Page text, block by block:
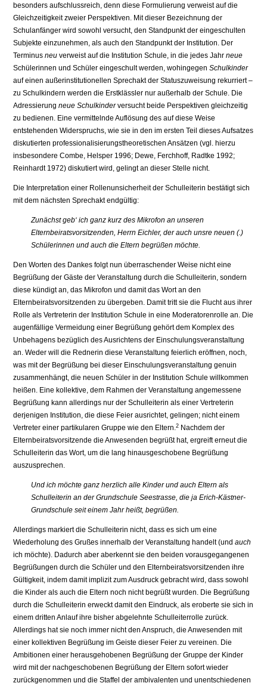
besonders aufschlussreich, denn diese Formulierung verweist auf die
Gleichzeitigkeit zweier Perspektiven. Mit dieser Bezeichnung der
Schulanfänger wird sowohl versucht, den Standpunkt der eingeschulten
Subjekte einzunehmen, als auch den Standpunkt der Institution. Der
Terminusneu verweist auf die Institution Schule, in die jedes Jahrneue
Schülerinnen und Schüler eingeschult werden, wohingegenSchulkinder
auf einen außerinstitutionellen Sprechakt der Statuszuweisung rekurriert –
zu Schulkindern werden die Erstklässler nur außerhalb der Schule. Die
Adressierungneue Schulkinderversucht beide Perspektiven gleichzeitig
zu bedienen. Eine vermittelnde Auflösung des auf diese Weise
entstehenden Widerspruchs, wie sie in den im ersten Teil dieses Aufsatzes
diskutierten professionalisierungstheoretischen Ansätzen (vgl. hierzu
insbesondere Combe, Helsper 1996; Dewe, Ferchhoff, Radtke 1992;
Reinhardt 1972) diskutiert wird, gelingt an dieser Stelle nicht.
Die Interpretation einer Rollenunsicherheit der Schulleiterin bestätigt sich
mit dem nächsten Sprechakt endgültig:
Zunächst geb‘ ich ganz kurz des Mikrofon an unseren
Elternbeiratsvorsitzenden, Herrn Eichler, der auch unsre neuen (.)
Schülerinnen und auch die Eltern begrüßen möchte.
Den Worten des Dankes folgt nun überraschender Weise nicht eine
Begrüßung der Gäste der Veranstaltung durch die Schulleiterin, sondern
diese kündigt an, das Mikrofon und damit das Wort an den
Elternbeiratsvorsitzenden zu übergeben. Damit tritt sie die Flucht aus ihrer
Rolle als Vertreterin der Institution Schule in eine Moderatorenrolle an. Die
augenfällige Vermeidung einer Begrüßung gehört dem Komplex des
Unbehagens bezüglich des Ausrichtens der Einschulungsveranstaltung
an. Weder will die Rednerin diese Veranstaltung feierlich eröffnen, noch,
was mit der Begrüßung bei dieser Einschulungsveranstaltung genuin
zusammenhängt, die neuen Schüler in der Institution Schule willkommen
heißen. Eine kollektive, dem Rahmen der Veranstaltung angemessene
Begrüßung kann allerdings nur der Schulleiterin als einer Vertreterin
derjenigen Institution, die diese Feier ausrichtet, gelingen; nicht einem
Vertreter einer partikularen Gruppe wie den Eltern.2 Nachdem der
Elternbeiratsvorsitzende die Anwesenden begrüßt hat, ergreift erneut die
Schulleiterin das Wort, um die lang hinausgeschobene Begrüßung
auszusprechen.
Und ich möchte ganz herzlich alle Kinder und auch Eltern als
Schulleiterin an der Grundschule Seestrasse, die ja Erich-Kästner-
Grundschule seit einem Jahr heißt, begrüßen.
Allerdings markiert die Schulleiterin nicht, dass es sich um eine
Wiederholung des Grußes innerhalb der Veranstaltung handelt (undauch
ich möchte). Dadurch aber aberkennt sie den beiden vorausgegangenen
Begrüßungen durch die Schüler und den Elternbeiratsvorsitzenden ihre
Gültigkeit, indem damit implizit zum Ausdruck gebracht wird, dass sowohl
die Kinder als auch die Eltern noch nicht begrüßt wurden. Die Begrüßung
durch die Schulleiterin erweckt damit den Eindruck, als eroberte sie sich in
einem dritten Anlauf ihre bisher abgelehnte Schulleiterrolle zurück.
Allerdings hat sie noch immer nicht den Anspruch, die Anwesenden mit
einer kollektiven Begrüßung im Geiste dieser Feier zu vereinen. Die
Ambitionen einer herausgehobenen Begrüßung der Gruppe der Kinder
wird mit der nachgeschobenen Begrüßung der Eltern sofort wieder
zurückgenommen und die Staffel der ambivalenten und unentschiedenen